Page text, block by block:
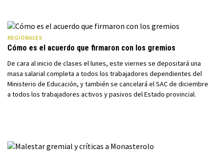
REGIONALES
Cómo es el acuerdo que firmaron con los gremios
De cara al inicio de clases el lunes, este viernes se depositará una
masa salarial completa a todos los trabajadores dependientes del
Ministerio de Educación, y también se cancelará el SAC de diciembre
a todos los trabajadores activos y pasivos del Estado provincial.